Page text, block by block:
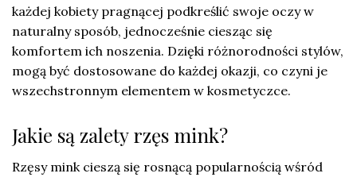
każdej kobiety pragnącej podkreślić swoje oczy w
naturalny sposób, jednocześnie ciesząc się
komfortem ich noszenia. Dzięki różnorodności stylów,
mogą być dostosowane do każdej okazji, co czyni je
wszechstronnym elementem w kosmetyczce.
Jakie są zalety rzęs mink?
Rzęsy mink cieszą się rosnącą popularnością wśród